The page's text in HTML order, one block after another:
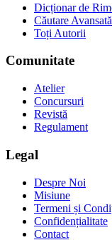
Dicționar de
Căutare Avansată
Toți Autorii
Comunitate
Atelier
Concursuri
Revistă
Regulament
Legal
Despre Noi
Misiune
Termeni și
Confidențialitate
Contact